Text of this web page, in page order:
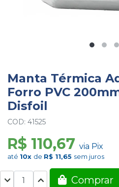
Manta Térmica
Forro PVC
Disfoil
COD: 41525
até 10x de R$ 11,65 sem juros
R$ 110,67 via Pix
Comprar